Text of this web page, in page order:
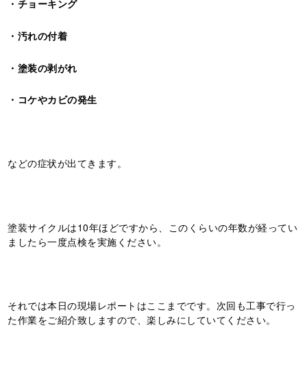
・チョーキング
・汚れの付着
・塗装の剥がれ
・コケやカビの発生
などの症状が出てきます。
塗装サイクルは10年ほどですから、このくらいの年数が経ってい
ましたら一度点検を実施ください。
それでは本日の現場レポートはここまでです。次回も工事で行っ
た作業をご紹介致しますので、楽しみにしていてください。